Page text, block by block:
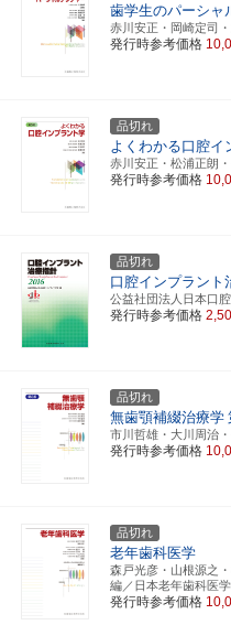
歯学生のパーシャ
赤川安正・岡崎定司
発行時参考価格
品切れ
よくわかる口腔イ
赤川安正・松浦正朗
発行時参考価格
品切れ
口腔インプラント
公益社団法人日本口
発行時参考価格
品切れ
無歯顎補綴治療学
市川哲雄・大川周治
発行時参考価格
品切れ
老年歯科医学
森戸光彦・山根源之
編／日本老年歯科医
発行時参考価格